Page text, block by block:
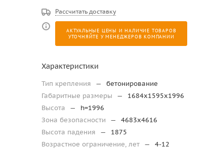
Рассчитать доставку
АКТУАЛЬНЫЕ ЦЕНЫ И НАЛИЧИЕ ТОВАРОВ
УТОЧНЯЙТЕ У МЕНЕДЖЕРОВ КОМПАНИИ
Характеристики
Тип крепления —
бетонирование
Габаритные размеры
—
1684х1595х1996
Высота
—
h=1996
Зона безопасности
—
4683х4616
Высота падения
—
1875
Возрастное ограничение, лет — 4-12